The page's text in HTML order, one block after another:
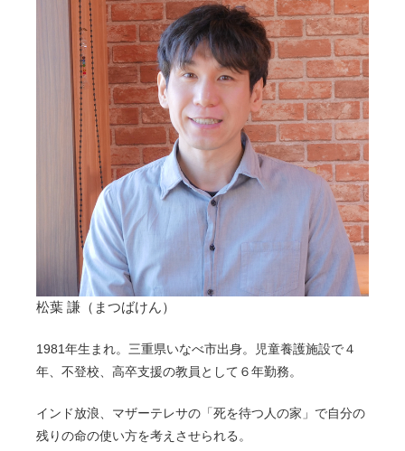
松葉 謙（まつばけん）
1981年生まれ。三重県いなべ市出身。児童養護施設で４
年、不登校、高卒支援の教員として６年勤務。
インド放浪、マザーテレサの「死を待つ人の家」で自分の
残りの命の使い方を考えさせられる。